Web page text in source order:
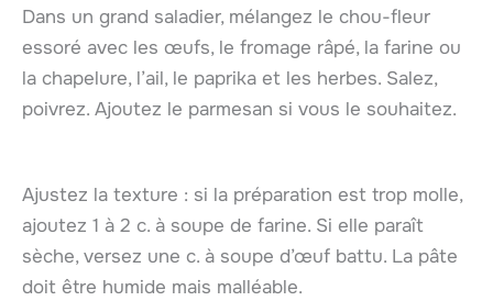
Dans un grand saladier, mélangez le chou-fleur
essoré avec les œufs, le fromage râpé, la farine ou
la chapelure, l’ail, le paprika et les herbes. Salez,
poivrez. Ajoutez le parmesan si vous le souhaitez.
Ajustez la texture : si la préparation est trop molle,
ajoutez 1 à 2 c. à soupe de farine. Si elle paraît
sèche, versez une c. à soupe d’œuf battu. La pâte
doit être humide mais malléable.